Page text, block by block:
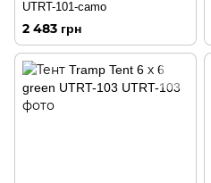
UTRT-101-camo
2 483 грн